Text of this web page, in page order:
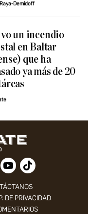
Demidoff
un incendio
en Baltar
que ha
ya más de 20
DE PRIVACIDAD